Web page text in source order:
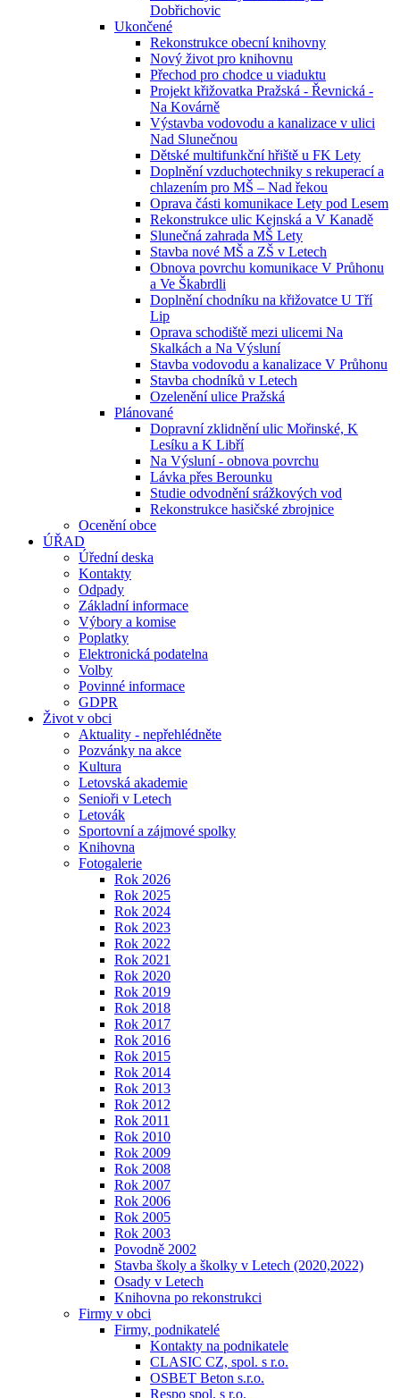
Dobřichovic
Ukončené
Rekonstrukce obecní knihovny
Nový život pro knihovnu
Přechod pro chodce u viaduktu
Projekt křižovatka Pražská - Řevnická -
Na Kovárně
Výstavba vodovodu a kanalizace v ulici
Nad Slunečnou
Dětské multifunkční hřiště u FK Lety
Doplnění vzduchotechniky s rekuperací a
chlazením pro MŠ – Nad řekou
Oprava části komunikace Lety pod Lesem
Rekonstrukce ulic Kejnská a V Kanadě
Slunečná zahrada MŠ Lety
Stavba nové MŠ a ZŠ v Letech
Obnova povrchu komunikace V Průhonu
a Ve Škabrdli
Doplnění chodníku na křižovatce U Tří
Lip
Oprava schodiště mezi ulicemi Na
Skalkách a Na Výsluní
Stavba vodovodu a kanalizace V Průhonu
Stavba chodníků v Letech
Ozelenění ulice Pražská
Plánované
Dopravní zklidnění ulic Mořinské, K
Lesíku a K Libří
Na Výsluní - obnova povrchu
Lávka přes Berounku
Studie odvodnění srážkových vod
Rekonstrukce hasičské zbrojnice
Ocenění obce
ÚŘAD
Úřední deska
Kontakty
Odpady
Základní informace
Výbory a komise
Poplatky
Elektronická podatelna
Volby
Povinné informace
GDPR
Život v obci
Aktuality - nepřehlédněte
Pozvánky na akce
Kultura
Letovská akademie
Senioři v Letech
Letovák
Sportovní a zájmové spolky
Knihovna
Fotogalerie
Rok 2026
Rok 2025
Rok 2024
Rok 2023
Rok 2022
Rok 2021
Rok 2020
Rok 2019
Rok 2018
Rok 2017
Rok 2016
Rok 2015
Rok 2014
Rok 2013
Rok 2012
Rok 2011
Rok 2010
Rok 2009
Rok 2008
Rok 2007
Rok 2006
Rok 2005
Rok 2003
Povodně 2002
Stavba školy a školky v Letech (2020,2022)
Osady v Letech
Knihovna po rekonstrukci
Firmy v obci
Firmy, podnikatelé
Kontakty na podnikatele
CLASIC CZ, spol. s r.o.
OSBET Beton s.r.o.
Respo spol. s r.o.